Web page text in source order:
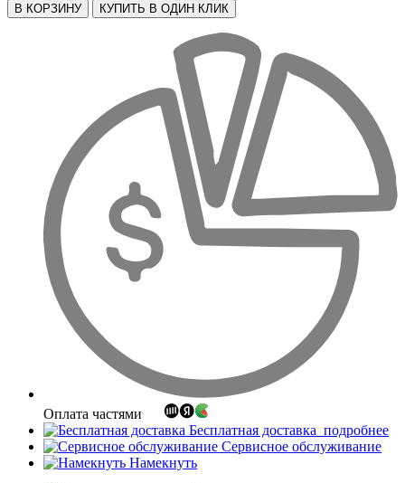
В КОРЗИНУ КУПИТЬ В ОДИН КЛИК
Оплата частями
Бесплатная доставка подробнее
Сервисное обслуживание
Намекнуть